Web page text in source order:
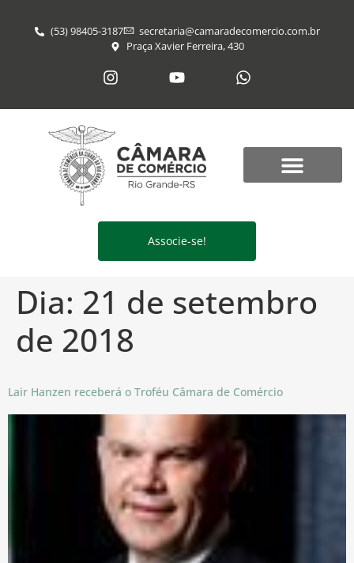
(53) 98405-3187
secretaria@​camaradecomercio.com.br
Praça Xavier Ferreira, 430
Associe-se!
Dia: 21 de setembro
de 2018
Lair Hanzen receberá o Troféu Câmara de Comércio